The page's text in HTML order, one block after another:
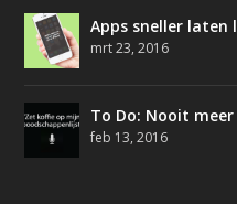
Apps sneller laten
mrt 23, 2016
To Do: Nooit
feb 13, 2016